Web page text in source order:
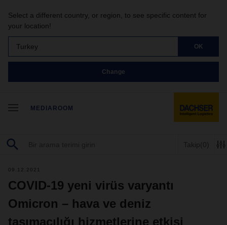
Select a different country, or region, to see specific content for
your location!
Turkey OK
Change
MEDIAROOM
Takip(0)
09.12.2021
COVID-19 yeni virüs varyantı
Omicron – hava ve deniz
taşımacılığı hizmetlerine etkisi